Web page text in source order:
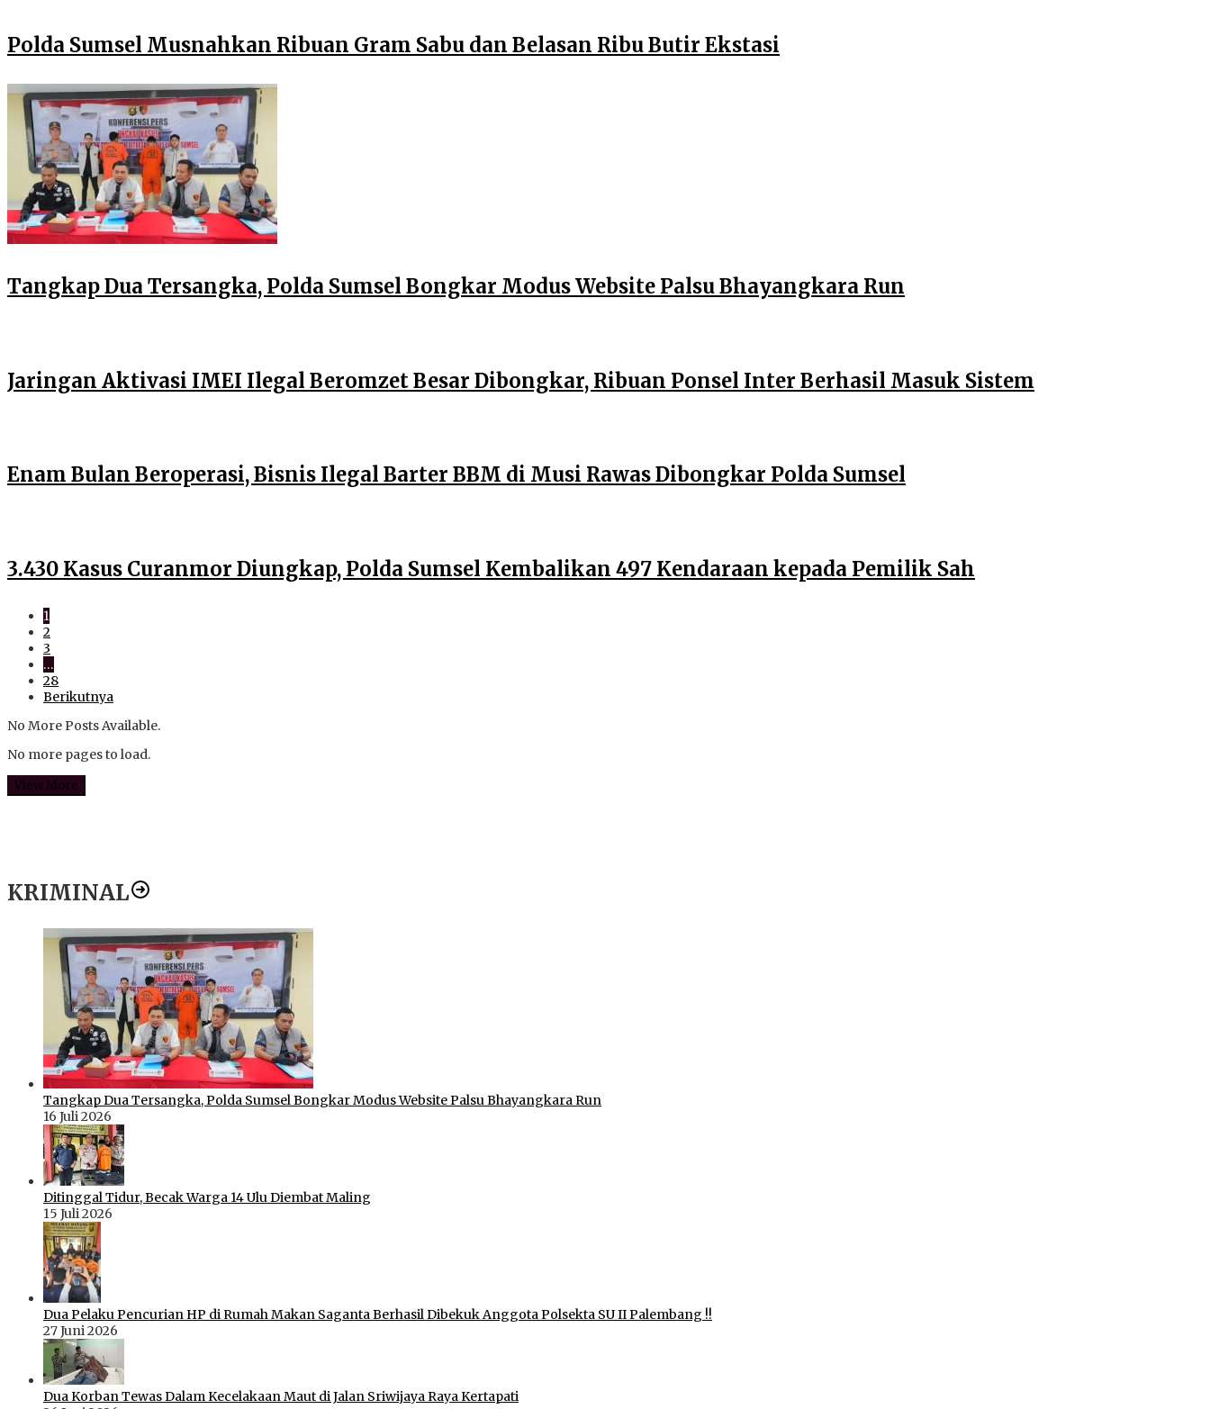
Polda Sumsel Musnahkan Ribuan Gram Sabu dan Belasan Ribu Butir Ekstasi
Tangkap Dua Tersangka, Polda Sumsel Bongkar Modus Website Palsu Bhayangkara Run
Jaringan Aktivasi IMEI Ilegal Beromzet Besar Dibongkar, Ribuan Ponsel Inter Berhasil Masuk Sistem
Enam Bulan Beroperasi, Bisnis Ilegal Barter BBM di Musi Rawas Dibongkar Polda Sumsel
3.430 Kasus Curanmor Diungkap, Polda Sumsel Kembalikan 497 Kendaraan kepada Pemilik Sah
1
2
3
…
28
Berikutnya
No More Posts Available.
No more pages to load.
View More
KRIMINAL
Tangkap Dua Tersangka, Polda Sumsel Bongkar Modus Website Palsu Bhayangkara Run
16 Juli 2026
Ditinggal Tidur, Becak Warga 14 Ulu Diembat Maling
15 Juli 2026
Dua Pelaku Pencurian HP di Rumah Makan Saganta Berhasil Dibekuk Anggota Polsekta SU II Palembang !!
27 Juni 2026
Dua Korban Tewas Dalam Kecelakaan Maut di Jalan Sriwijaya Raya Kertapati